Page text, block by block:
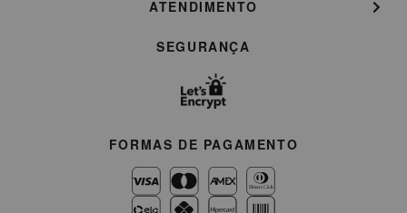
ATENDIMENTO
SEGURANÇA
FORMAS DE PAGAMENTO